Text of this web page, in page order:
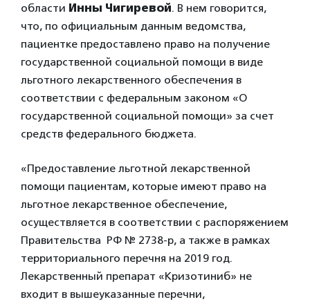
области Инны Чигиревой. В нем говорится,
что, по официальным данным ведомства,
пациентке предоставлено право на получение
государственной социальной помощи в виде
льготного лекарственного обеспечения в
соответствии с федеральным законом «О
государственной социальной помощи» за счет
средств федерального бюджета.
«Предоставление льготной лекарственной
помощи пациентам, которые имеют право на
льготное лекарственное обеспечение,
осуществляется в соответствии с распоряжением
Правительства РФ № 2738-р, а также в рамках
территориального перечня на 2019 год.
Лекарственный препарат «Кризотиниб» не
входит в вышеуказанные перечни,